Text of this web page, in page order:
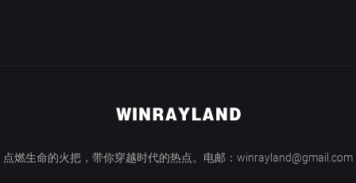
点燃生命的火把，带你穿越时代的热点。电邮：winrayland@gmail.com